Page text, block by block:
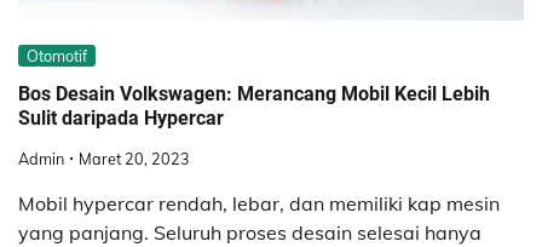
Otomotif
Bos Desain Volkswagen: Merancang Mobil Kecil Lebih
Sulit daripada Hypercar
Admin Maret 20, 2023
Mobil hypercar rendah, lebar, dan memiliki kap mesin
yang panjang. Seluruh proses desain selesai hanya